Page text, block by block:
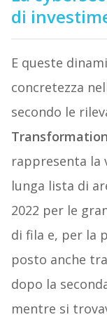
di
E queste
concretezza
secondo le
rappresenta la
lunga lista di
2022 per le
di fila e, per la
posto anche
dopo la
mentre si